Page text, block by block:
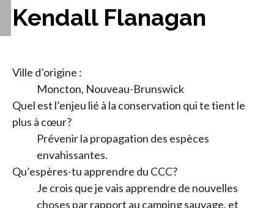
Kendall Flanagan
Ville d’origine :
Moncton, Nouveau-Brunswick
Quel est l’enjeu lié à la conservation qui te tient le
plus à cœur?
Prévenir la propagation des espèces
envahissantes.
Qu’espères-tu apprendre du CCC?
Je crois que je vais apprendre de nouvelles
choses par rapport au camping sauvage, et